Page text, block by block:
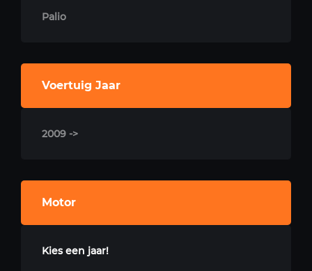
Palio
Voertuig Jaar
2009 ->
Motor
Kies een jaar!